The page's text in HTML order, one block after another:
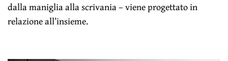
dalla maniglia alla scrivania – viene progettato in
relazione all’insieme.